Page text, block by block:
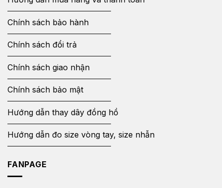
Chính sách bảo hành
Chính sách đổi trả
Chính sách giao nhận
Chính sách bảo mật
Hướng dẫn thay dây đồng hồ
Hướng dẫn đo size vòng tay, size nhẫn
FANPAGE